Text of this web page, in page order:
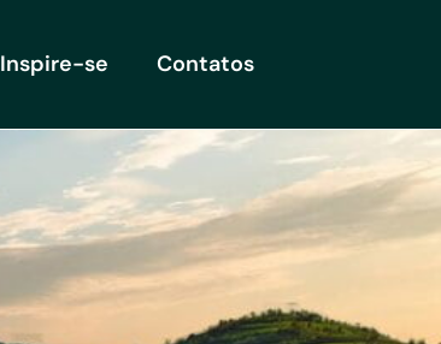
Inspire-se Contatos